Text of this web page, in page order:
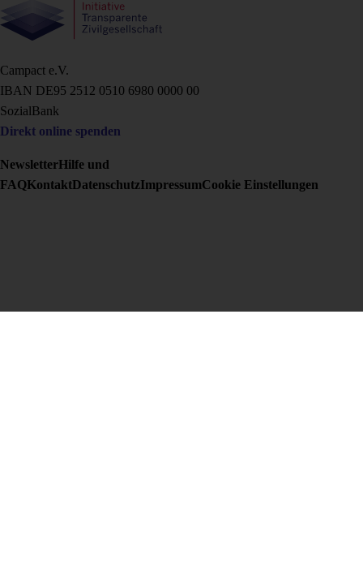
Campact e.V.
IBAN DE95 2‍5‍1‍2 0‍5‍1‍0 6‍9‍8‍0 0‍0‍0‍0 0‍0
SozialBank
Direkt online spenden
NewsletterHilfe und
FAQKontaktDatenschutzImpressumCookie Einstellungen